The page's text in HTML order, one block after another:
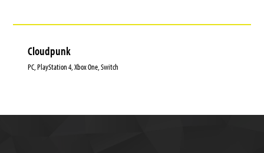
Cloudpunk
PC, PlayStation 4, Xbox One, Switch